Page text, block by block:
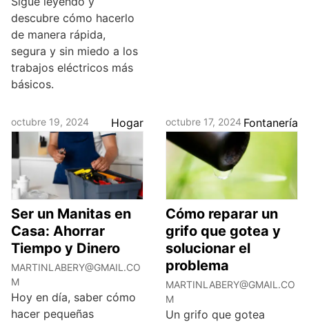
descubre cómo hacerlo
de manera rápida,
segura y sin miedo a los
trabajos eléctricos más
básicos.
octubre 19, 2024 Hogar
Ser un Manitas en
Casa: Ahorrar
Tiempo y Dinero
MARTINLABERY@GMAIL.CO
M
Hoy en día, saber cómo
hacer pequeñas
octubre 17, 2024 Fontanería
Cómo reparar un
grifo que gotea y
solucionar el
problema
MARTINLABERY@GMAIL.CO
M
Un grifo que gotea